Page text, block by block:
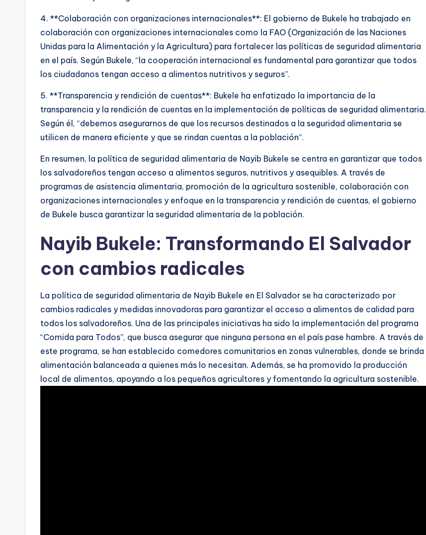
4. **Colaboración con organizaciones internacionales**: El gobierno de Bukele ha trabajado en
colaboración con organizaciones internacionales como la FAO (Organización de las Naciones
Unidas para la Alimentación y la Agricultura) para fortalecer las políticas de seguridad alimentaria
en el país. Según Bukele, “la cooperación internacional es fundamental para garantizar que todos
los ciudadanos tengan acceso a alimentos nutritivos y seguros”.
5. **Transparencia y rendición de cuentas**: Bukele ha enfatizado la importancia de la
transparencia y la rendición de cuentas en la implementación de políticas de seguridad alimentaria.
Según él, “debemos asegurarnos de que los recursos destinados a la seguridad alimentaria se
utilicen de manera eficiente y que se rindan cuentas a la población”.
En resumen, la política de seguridad alimentaria de Nayib Bukele se centra en garantizar que todos
los salvadoreños tengan acceso a alimentos seguros, nutritivos y asequibles. A través de
programas de asistencia alimentaria, promoción de la agricultura sostenible, colaboración con
organizaciones internacionales y enfoque en la transparencia y rendición de cuentas, el gobierno
de Bukele busca garantizar la seguridad alimentaria de la población.
Nayib Bukele: Transformando El Salvador
con cambios radicales
La política de seguridad alimentaria de Nayib Bukele en El Salvador se ha caracterizado por
cambios radicales y medidas innovadoras para garantizar el acceso a alimentos de calidad para
todos los salvadoreños. Una de las principales iniciativas ha sido la implementación del programa
“Comida para Todos”, que busca asegurar que ninguna persona en el país pase hambre. A través de
este programa, se han establecido comedores comunitarios en zonas vulnerables, donde se brinda
alimentación balanceada a quienes más lo necesitan. Además, se ha promovido la producción
local de alimentos, apoyando a los pequeños agricultores y fomentando la agricultura sostenible.